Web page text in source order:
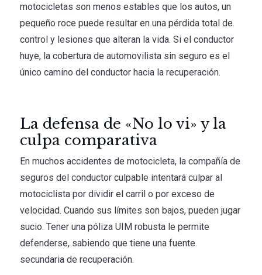
motocicletas son menos estables que los autos, un
pequeño roce puede resultar en una pérdida total de
control y lesiones que alteran la vida. Si el conductor
huye, la cobertura de automovilista sin seguro es el
único camino del conductor hacia la recuperación.
La defensa de «No lo vi» y la
culpa comparativa
En muchos accidentes de motocicleta, la compañía de
seguros del conductor culpable intentará culpar al
motociclista por dividir el carril o por exceso de
velocidad. Cuando sus límites son bajos, pueden jugar
sucio. Tener una póliza UIM robusta le permite
defenderse, sabiendo que tiene una fuente
secundaria de recuperación.